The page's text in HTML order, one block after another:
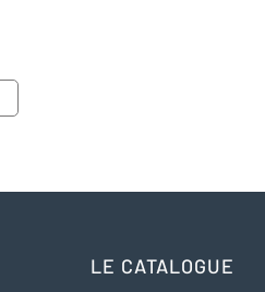
LE CATALOGUE